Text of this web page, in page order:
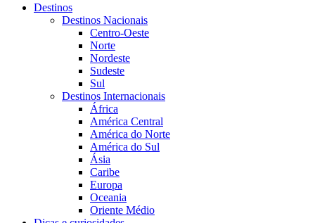
Destinos
Destinos Nacionais
Centro-Oeste
Norte
Nordeste
Sudeste
Sul
Destinos Internacionais
África
América Central
América do Norte
América do Sul
Ásia
Caribe
Europa
Oceania
Oriente Médio